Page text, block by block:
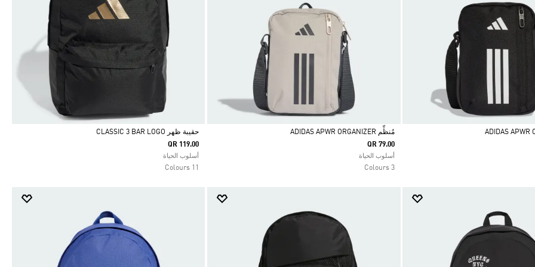
Selected
مُنظِّم ADIDAS APWR ORGANIZER
QR 79.00
أسلوب الحياة
3 Colours
Selected
حقيبة ظهر CLASSIC 3 BAR LOGO
QR 119.00
أسلوب الحياة
11 Colours